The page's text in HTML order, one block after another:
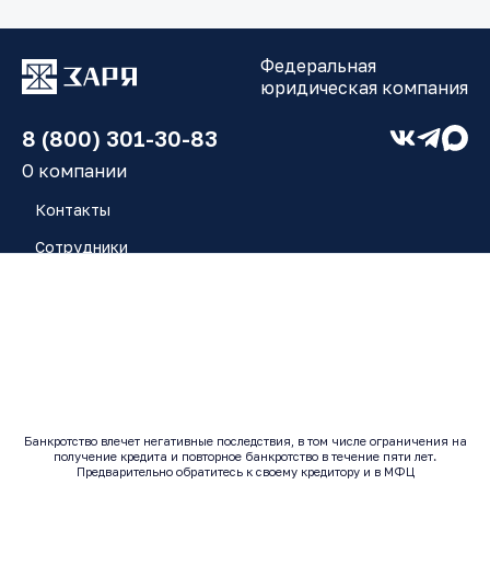
Федеральная
юридическая компания
8 (800) 301-30-83
О компании
Контакты
Сотрудники
© 2017 - 2026 | Все права защищены
Банкротство влечет негативные последствия, в том числе ограничения на
получение кредита и повторное банкротство в течение пяти лет.
Предварительно обратитесь к своему кредитору и в МФЦ